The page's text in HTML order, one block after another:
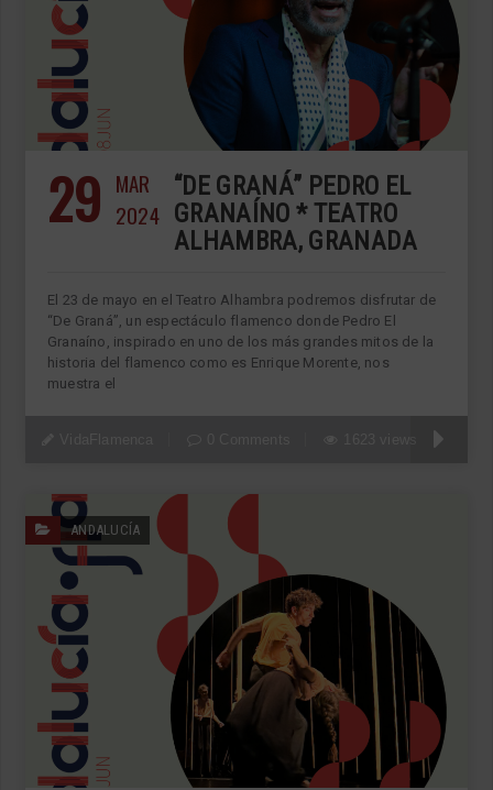
29 MAR
2024
“DE GRANÁ” PEDRO EL
GRANAÍNO * TEATRO
ALHAMBRA, GRANADA
El 23 de mayo en el Teatro Alhambra podremos disfrutar de
“De Graná”, un espectáculo flamenco donde Pedro El
Granaíno, inspirado en uno de los más grandes mitos de la
historia del flamenco como es Enrique Morente, nos
muestra el
ANDALUCÍA